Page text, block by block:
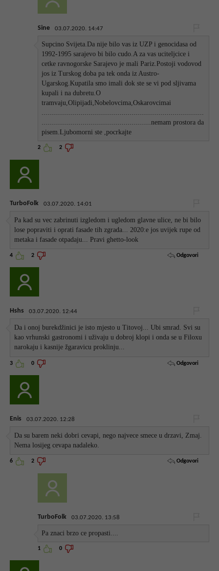
Sine 03.07.2020. 14:47
Supcino Svijeta.Da nije bilo vas iz UZP i genocidasa od
1992-1995 sarajevo bi bilo cudo.A za vas uciteljcice i
cetke ravnogorske Sarajevo je mali Pariz.Postoji vodovod
jos iz Turskog doba pa tek onda iz Austro-
Ugarskog.Kupatila smo imali dok ste se vi pod sljivama
kupali i na dubretu.O
tramvaju,Olipijadi,Nobelovcima,Oskarovcimai
...................................................................................
........................................................nemam prostora da
pisem.Ljubomorni ste ,pocrkajte
2 2
TurboFolk 03.07.2020. 14:01
Pa kad su vec zabrinuti izgledom i ugledom glavne ulice, ne bi bilo
lose popraviti i oprati fasade tih zgrada... 2020:e jos uvijek rupe od
metaka i fasade otpadaju... Pravi ghetto-look
4 2 Odgovori
Hshs 03.07.2020. 12:44
Da i onoj burekdžinici je isto mjesto u Titovoj... Ubi smrad. Svi su
kao vrhunski gastronomi i uživaju u dobroj klopi i onda se u Filoxu
narokaju i kasnije žgaravicu proklinju...
3 0 Odgovori
Enis 03.07.2020. 12:28
Da su barem neki dobri cevapi, nego najvece smece u drzavi, Zmaj.
Nema losijeg cevapa nadaleko.
6 2 Odgovori
TurboFolk 03.07.2020. 13:58
Pa znaci brzo ce propasti....
1 0